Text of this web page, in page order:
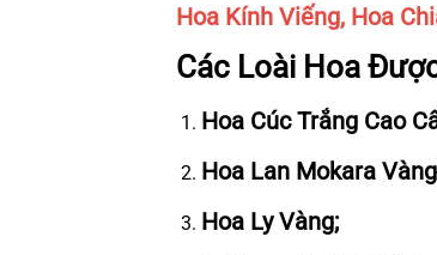
Hoa Kính Viếng, Hoa
Các Loài Hoa
Hoa Cúc Trắng Cao
Hoa Lan Mokara
Hoa Ly Vàng;